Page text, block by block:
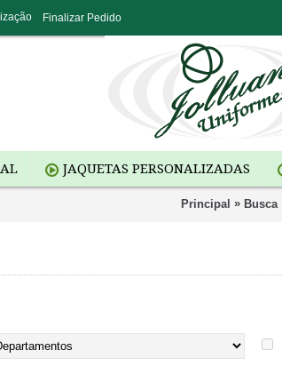
Finalizar Pedido
JAQUETAS PERSONALIZADAS
Principal » Busca